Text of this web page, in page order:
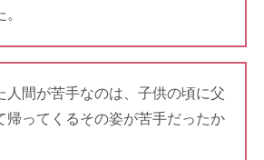
人間が苦手なのは、子供の頃に父
帰ってくるその姿が苦手だったか